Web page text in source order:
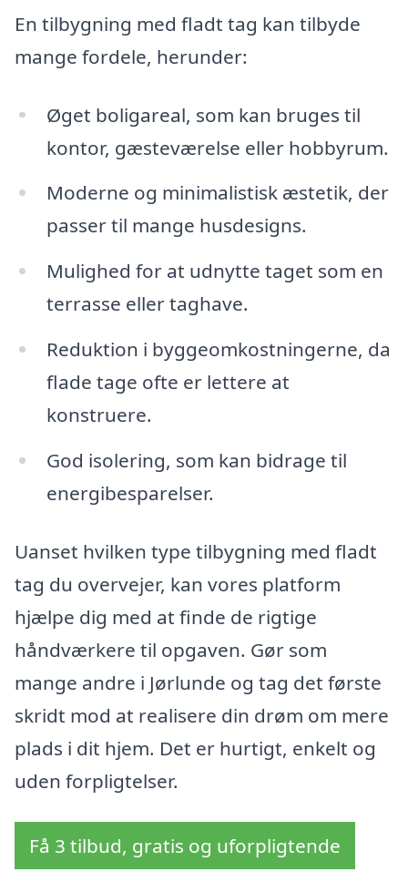
En tilbygning med fladt tag kan tilbyde
mange fordele, herunder:
Øget boligareal, som kan bruges til
kontor, gæsteværelse eller hobbyrum.
Moderne og minimalistisk æstetik, der
passer til mange husdesigns.
Mulighed for at udnytte taget som en
terrasse eller taghave.
Reduktion i byggeomkostningerne, da
flade tage ofte er lettere at
konstruere.
God isolering, som kan bidrage til
energibesparelser.
Uanset hvilken type tilbygning med fladt
tag du overvejer, kan vores platform
hjælpe dig med at finde de rigtige
håndværkere til opgaven. Gør som
mange andre i Jørlunde og tag det første
skridt mod at realisere din drøm om mere
plads i dit hjem. Det er hurtigt, enkelt og
uden forpligtelser.
Få 3 tilbud, gratis og uforpligtende